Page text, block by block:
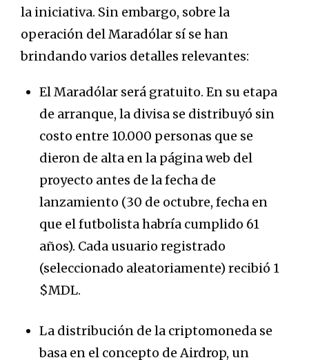
la iniciativa. Sin embargo, sobre la
operación del Maradólar sí se han
brindando varios detalles relevantes:
El Maradólar será gratuito. En su etapa
de arranque, la divisa se distribuyó sin
costo entre 10.000 personas que se
dieron de alta en la página web del
proyecto antes de la fecha de
lanzamiento (30 de octubre, fecha en
que el futbolista habría cumplido 61
años). Cada usuario registrado
(seleccionado aleatoriamente) recibió 1
$MDL.
La distribución de la criptomoneda se
basa en el concepto de Airdrop, un